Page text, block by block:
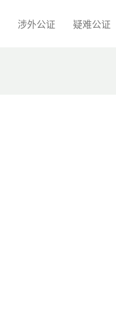
涉外公证 疑难公证